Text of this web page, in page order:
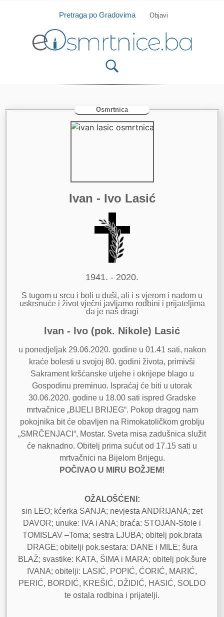
Isprobajte našu Android i IOS aplikaciju
Pretraga po Gradovima Objavi
Osmrtnica
Ivan - Ivo Lasić
1941. - 2020.
S tugom u srcu i boli u duši, ali i s vjerom i nadom u
uskrsnuće i život vječni javljamo rodbini i prijateljima
da je naš dragi
Ivan - Ivo (pok. Nikole) Lasić
u ponedjeljak 29.06.2020. godine u 01.41 sati, nakon
kraće bolesti u svojoj 80. godini života, primivši
Sakrament kršćanske utjehe i okrijepe blago u
Gospodinu preminuo. Ispraćaj će biti u utorak
30.06.2020. godine u 18.00 sati ispred Gradske
mrtvačnice „BIJELI BRIJEG“. Pokop dragog nam
pokojnika bit će obavljen na Rimokatoličkom groblju
„SMRČENJACI“, Mostar. Sveta misa zadušnica služit
će naknadno. Obitelj prima sućut od 17.15 sati u
mrtvačnici na Bijelom Brijegu.
POČIVAO U MIRU BOŽJEM!
OŽALOŠĆENI:
sin LEO; kćerka SANJA; nevjesta ANDRIJANA; zet
DAVOR; unuke: IVA i ANA; braća: STOJAN-Stole i
TOMISLAV –Toma; sestra LJUBA; obitelj pok.brata
DRAGE; obitelji pok.sestara: DANE i MILE; šura
BLAŽ; svastike: KATA, ŠIMA i MARA; obitelj pok.šure
IVANA; obitelji: LASIĆ, POPIĆ, ĆORIĆ, MARIĆ,
PERIĆ, BORDIĆ, KREŠIĆ, DŽIDIĆ, HASIĆ, SOLDO
te ostala rodbina i prijatelji.